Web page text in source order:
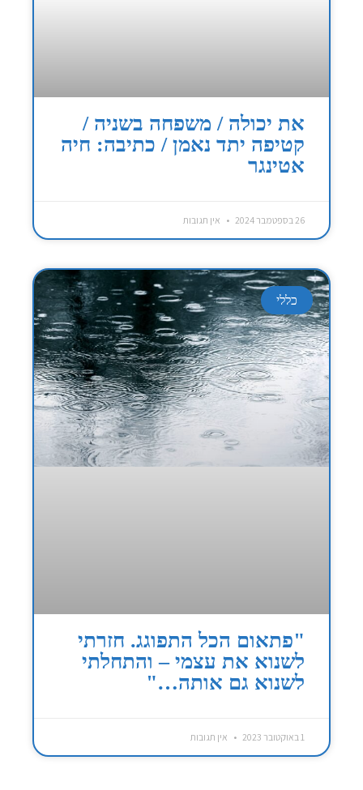
את יכולה / משפחה בשניה /
קטיפה יתד נאמן / כתיבה: חיה
אטינגר
26 בספטמבר 2024 אין תגובות
כללי
"פתאום הכל התפוגג. חזרתי
לשנוא את עצמי – והתחלתי
לשנוא גם אותה…"
1 באוקטובר 2023 אין תגובות